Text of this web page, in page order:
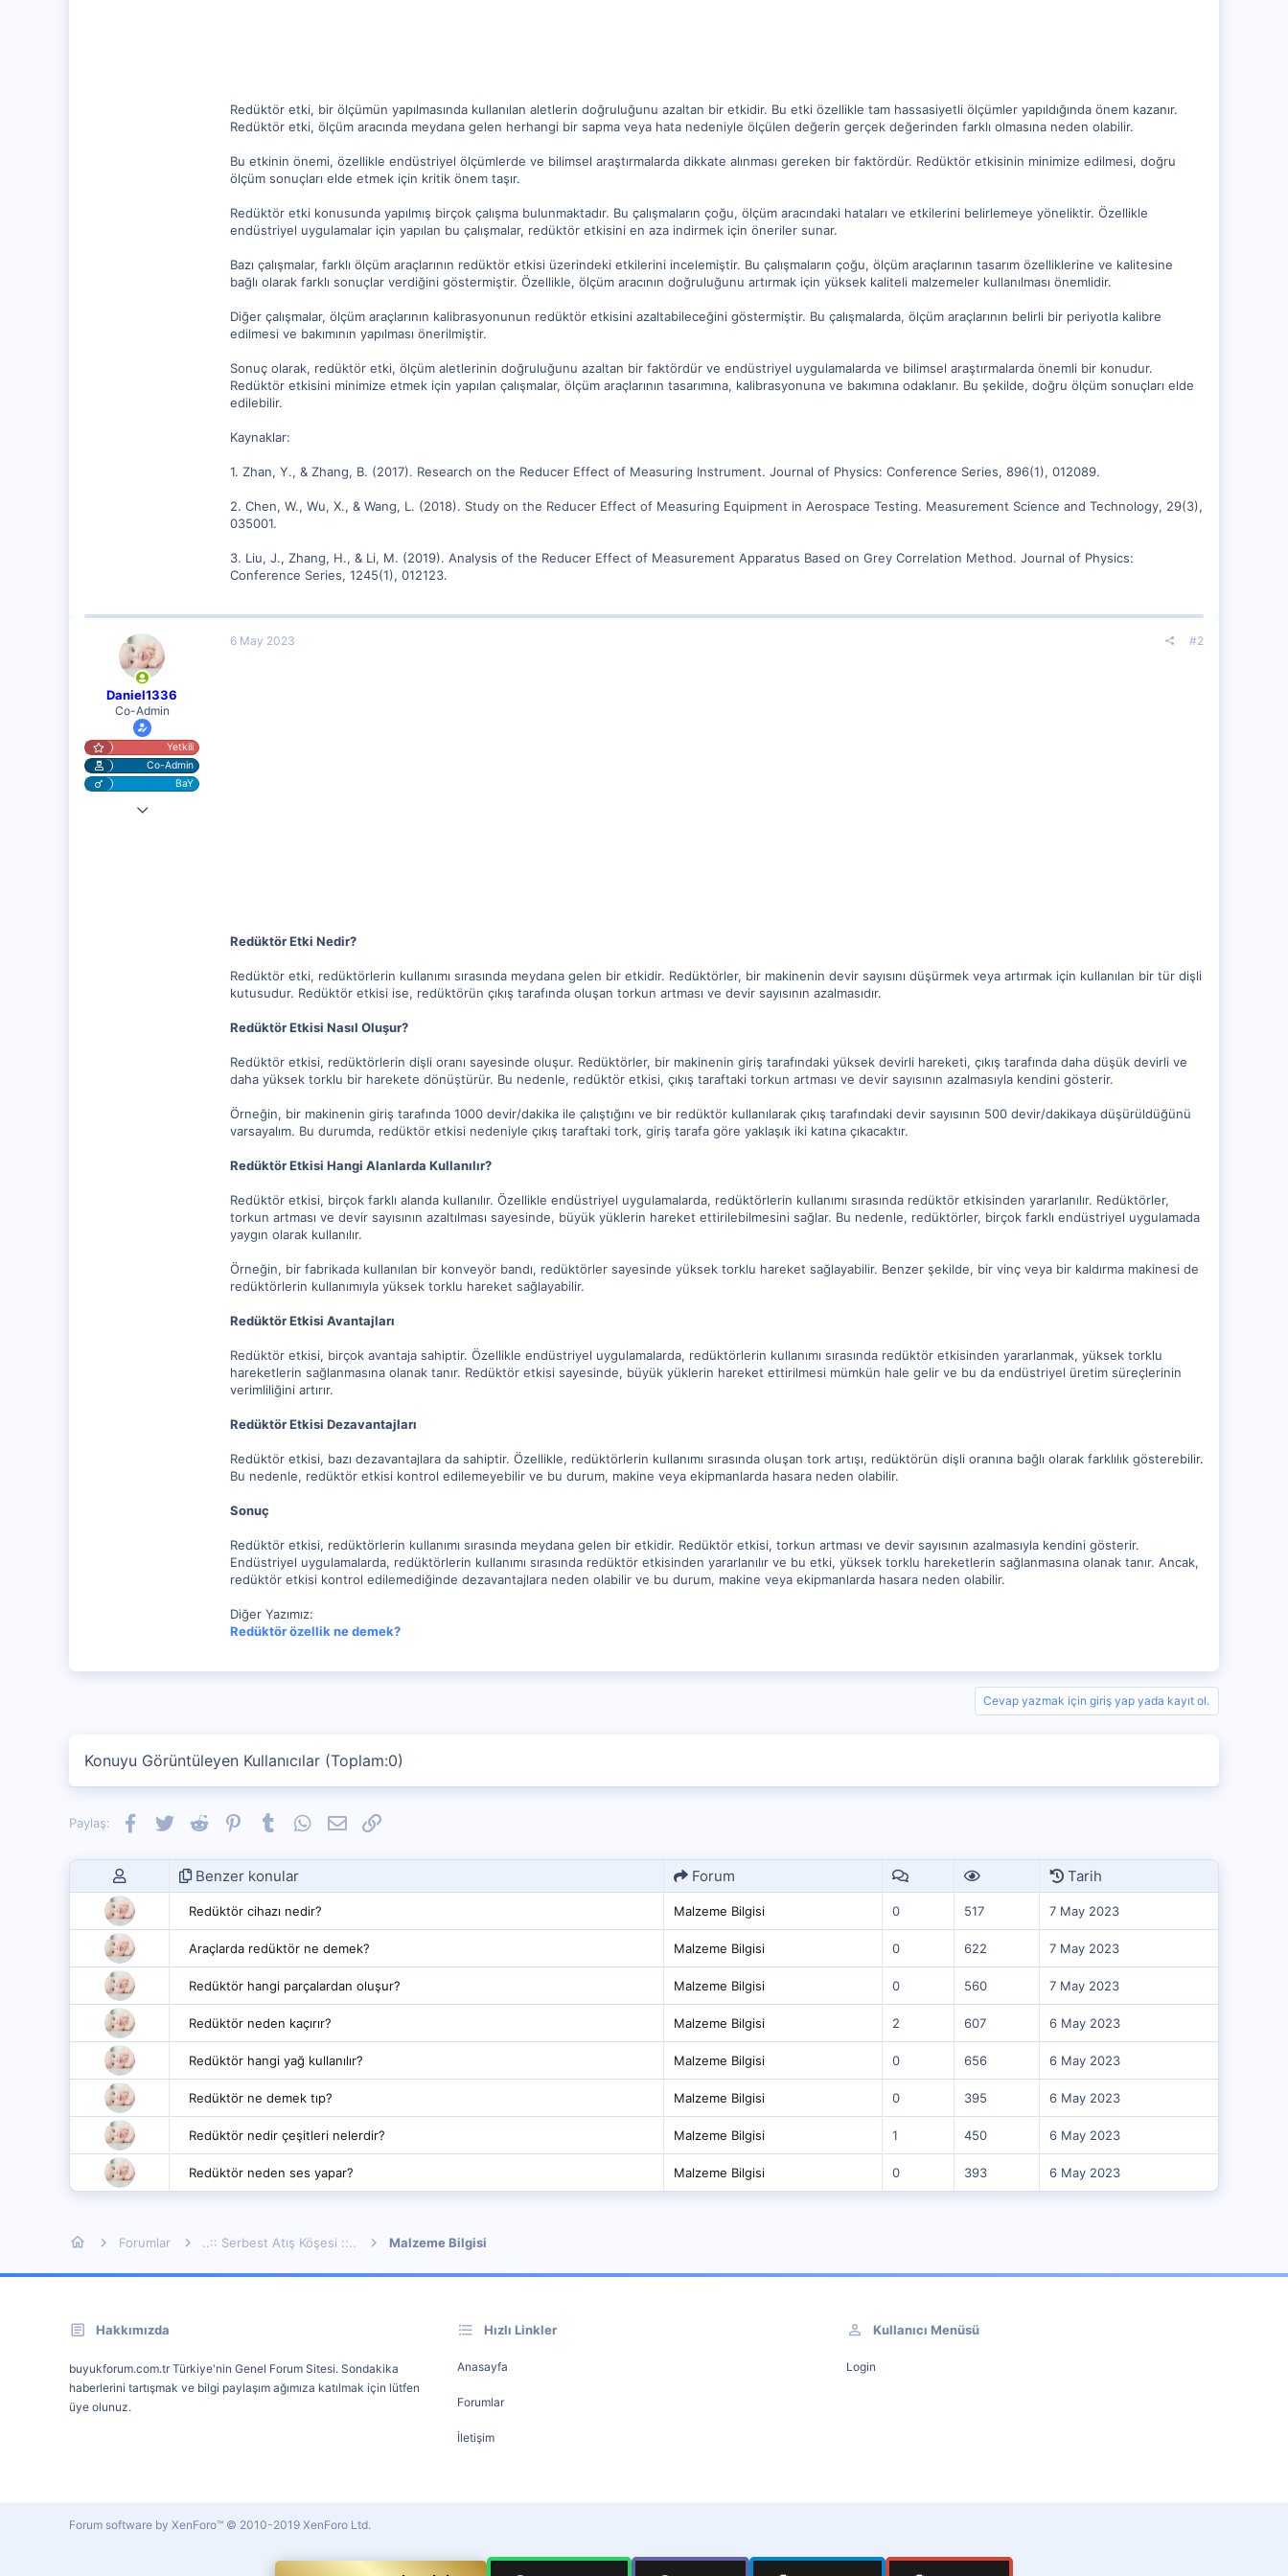
Redüktör etki, bir ölçümün yapılmasında kullanılan aletlerin doğruluğunu azaltan bir etkidir. Bu etki özellikle tam hassasiyetli ölçümler yapıldığında önem kazanır.
Redüktör etki, ölçüm aracında meydana gelen herhangi bir sapma veya hata nedeniyle ölçülen değerin gerçek değerinden farklı olmasına neden olabilir.
Bu etkinin önemi, özellikle endüstriyel ölçümlerde ve bilimsel araştırmalarda dikkate alınması gereken bir faktördür. Redüktör etkisinin minimize edilmesi, doğru
ölçüm sonuçları elde etmek için kritik önem taşır.
Redüktör etki konusunda yapılmış birçok çalışma bulunmaktadır. Bu çalışmaların çoğu, ölçüm aracındaki hataları ve etkilerini belirlemeye yöneliktir. Özellikle
endüstriyel uygulamalar için yapılan bu çalışmalar, redüktör etkisini en aza indirmek için öneriler sunar.
Bazı çalışmalar, farklı ölçüm araçlarının redüktör etkisi üzerindeki etkilerini incelemiştir. Bu çalışmaların çoğu, ölçüm araçlarının tasarım özelliklerine ve kalitesine
bağlı olarak farklı sonuçlar verdiğini göstermiştir. Özellikle, ölçüm aracının doğruluğunu artırmak için yüksek kaliteli malzemeler kullanılması önemlidir.
Diğer çalışmalar, ölçüm araçlarının kalibrasyonunun redüktör etkisini azaltabileceğini göstermiştir. Bu çalışmalarda, ölçüm araçlarının belirli bir periyotla kalibre
edilmesi ve bakımının yapılması önerilmiştir.
Sonuç olarak, redüktör etki, ölçüm aletlerinin doğruluğunu azaltan bir faktördür ve endüstriyel uygulamalarda ve bilimsel araştırmalarda önemli bir konudur.
Redüktör etkisini minimize etmek için yapılan çalışmalar, ölçüm araçlarının tasarımına, kalibrasyonuna ve bakımına odaklanır. Bu şekilde, doğru ölçüm sonuçları elde
edilebilir.
Kaynaklar:
1. Zhan, Y., & Zhang, B. (2017). Research on the Reducer Effect of Measuring Instrument. Journal of Physics: Conference Series, 896(1), 012089.
2. Chen, W., Wu, X., & Wang, L. (2018). Study on the Reducer Effect of Measuring Equipment in Aerospace Testing. Measurement Science and Technology, 29(3),
035001.
3. Liu, J., Zhang, H., & Li, M. (2019). Analysis of the Reducer Effect of Measurement Apparatus Based on Grey Correlation Method. Journal of Physics:
Conference Series, 1245(1), 012123.
Daniel1336
Co-Admin
Yetkili
Co-Admin
BaY
4 Nis 2023
6 May 2023 #2
Redüktör Etki Nedir?
Redüktör etki, redüktörlerin kullanımı sırasında meydana gelen bir etkidir. Redüktörler, bir makinenin devir sayısını düşürmek veya artırmak için kullanılan bir tür dişli
kutusudur. Redüktör etkisi ise, redüktörün çıkış tarafında oluşan torkun artması ve devir sayısının azalmasıdır.
Redüktör Etkisi Nasıl Oluşur?
Redüktör etkisi, redüktörlerin dişli oranı sayesinde oluşur. Redüktörler, bir makinenin giriş tarafındaki yüksek devirli hareketi, çıkış tarafında daha düşük devirli ve
daha yüksek torklu bir harekete dönüştürür. Bu nedenle, redüktör etkisi, çıkış taraftaki torkun artması ve devir sayısının azalmasıyla kendini gösterir.
Örneğin, bir makinenin giriş tarafında 1000 devir/dakika ile çalıştığını ve bir redüktör kullanılarak çıkış tarafındaki devir sayısının 500 devir/dakikaya düşürüldüğünü
varsayalım. Bu durumda, redüktör etkisi nedeniyle çıkış taraftaki tork, giriş tarafa göre yaklaşık iki katına çıkacaktır.
Redüktör Etkisi Hangi Alanlarda Kullanılır?
Redüktör etkisi, birçok farklı alanda kullanılır. Özellikle endüstriyel uygulamalarda, redüktörlerin kullanımı sırasında redüktör etkisinden yararlanılır. Redüktörler,
torkun artması ve devir sayısının azaltılması sayesinde, büyük yüklerin hareket ettirilebilmesini sağlar. Bu nedenle, redüktörler, birçok farklı endüstriyel uygulamada
yaygın olarak kullanılır.
Örneğin, bir fabrikada kullanılan bir konveyör bandı, redüktörler sayesinde yüksek torklu hareket sağlayabilir. Benzer şekilde, bir vinç veya bir kaldırma makinesi de
redüktörlerin kullanımıyla yüksek torklu hareket sağlayabilir.
Redüktör Etkisi Avantajları
Redüktör etkisi, birçok avantaja sahiptir. Özellikle endüstriyel uygulamalarda, redüktörlerin kullanımı sırasında redüktör etkisinden yararlanmak, yüksek torklu
hareketlerin sağlanmasına olanak tanır. Redüktör etkisi sayesinde, büyük yüklerin hareket ettirilmesi mümkün hale gelir ve bu da endüstriyel üretim süreçlerinin
verimliliğini artırır.
Redüktör Etkisi Dezavantajları
Redüktör etkisi, bazı dezavantajlara da sahiptir. Özellikle, redüktörlerin kullanımı sırasında oluşan tork artışı, redüktörün dişli oranına bağlı olarak farklılık gösterebilir.
Bu nedenle, redüktör etkisi kontrol edilemeyebilir ve bu durum, makine veya ekipmanlarda hasara neden olabilir.
Sonuç
Redüktör etkisi, redüktörlerin kullanımı sırasında meydana gelen bir etkidir. Redüktör etkisi, torkun artması ve devir sayısının azalmasıyla kendini gösterir.
Endüstriyel uygulamalarda, redüktörlerin kullanımı sırasında redüktör etkisinden yararlanılır ve bu etki, yüksek torklu hareketlerin sağlanmasına olanak tanır. Ancak,
redüktör etkisi kontrol edilemediğinde dezavantajlara neden olabilir ve bu durum, makine veya ekipmanlarda hasara neden olabilir.
Diğer Yazımız:
Redüktör özellik ne demek?
Cevap yazmak için giriş yap yada kayıt ol.
Konuyu Görüntüleyen Kullanıcılar (Toplam:0)
Paylaş: Facebook
TwitterReddit PinterestTumblrWhatsApp
E-postaLink
Benzer konular Forum Tarih
Redüktör cihazı nedir? Malzeme Bilgisi 0 517 7 May 2023
Araçlarda redüktör ne demek? Malzeme Bilgisi 0 622 7 May 2023
Redüktör hangi parçalardan oluşur? Malzeme Bilgisi 0 560 7 May 2023
Redüktör neden kaçırır? Malzeme Bilgisi 2 607 6 May 2023
Redüktör hangi yağ kullanılır? Malzeme Bilgisi 0 656 6 May 2023
Redüktör ne demek tıp? Malzeme Bilgisi 0 395 6 May 2023
Redüktör nedir çeşitleri nelerdir? Malzeme Bilgisi 1 450 6 May 2023
Redüktör neden ses yapar? Malzeme Bilgisi 0 393 6 May 2023
Forumlar ..:: Serbest Atış Köşesi ::.. Malzeme Bilgisi
Hakkımızda
buyukforum.com.tr Türkiye'nin Genel Forum Sitesi. Sondakika
haberlerini tartışmak ve bilgi paylaşım ağımıza katılmak için lütfen
üye olunuz.
Hızlı Linkler
Anasayfa
Forumlar
İletişim
Kullanıcı Menüsü
Login
Forum software by XenForo™ © 2010-2019 XenForo Ltd.